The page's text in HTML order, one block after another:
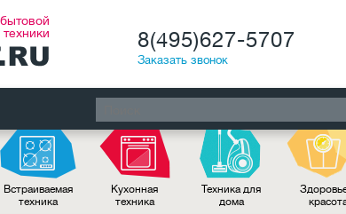
техники
8(495)627-5707
Заказать звонок
Встраиваемая
техника
Кухонная
техника
Техника для
дома